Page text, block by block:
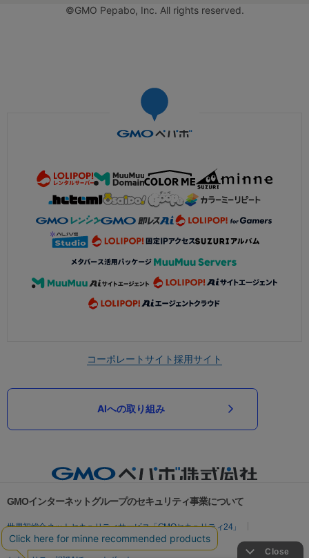
©GMO Pepabo, Inc. All rights reserved.
コーポレートサイト採用サイト
AIへの取り組み
GMOインターネットグループのセキュリティ事業について
世界初総合ネットセキュリティサービス「GMOセキュリティ24」
パスワード漏洩診断
Webサイトリスク診断